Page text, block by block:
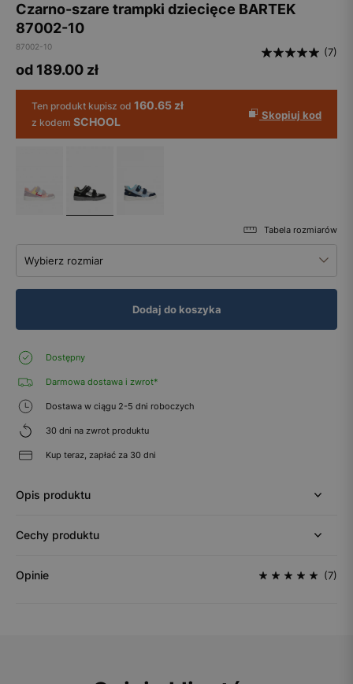
Czarno-szare trampki dziecięce BARTEK
87002-10
87002-10 (7)
od 189.00 zł
Ten produkt kupisz od 160.65 zł
z kodem SCHOOL Skopiuj kod
Tabela rozmiarów
Wybierz rozmiar
Dodaj do koszyka
Dostępny
Darmowa dostawa i zwrot*
Dostawa w ciągu 2-5 dni roboczych
30 dni na zwrot produktu
Kup teraz, zapłać za 30 dni
Opis produktu
Cechy produktu
Opinie (7)